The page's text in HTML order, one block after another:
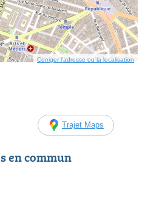
Corriger l’adresse ou la localisation
Trajet Maps
en commun